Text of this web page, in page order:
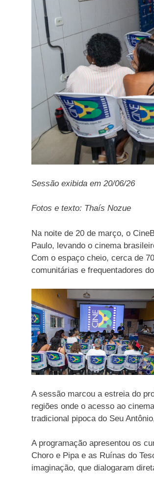
Sessão exibida em 20/06/26
Fotos e texto: Thaís Nozue
Na noite de 20 de março, o
Paulo, levando o cinema
Com o espaço cheio, cerca de
comunitárias e frequentadores
A sessão marcou a estreia do
regiões onde o acesso ao
tradicional pipoca do Seu
A programação apresentou os
Choro e Pipa e as Ruínas do
imaginação, que dialogaram